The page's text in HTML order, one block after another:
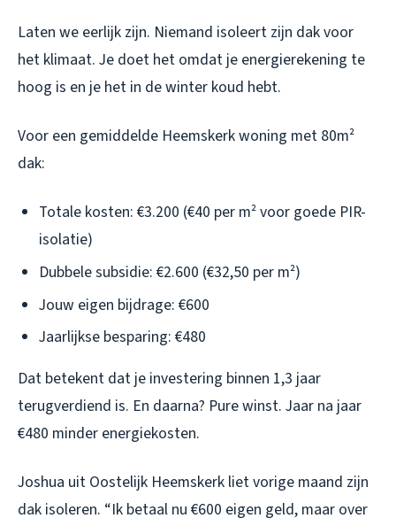
Laten we eerlijk zijn. Niemand isoleert zijn dak voor
het klimaat. Je doet het omdat je energierekening te
hoog is en je het in de winter koud hebt.
Voor een gemiddelde Heemskerk woning met 80m²
dak:
Totale kosten: €3.200 (€40 per m² voor goede PIR-
isolatie)
Dubbele subsidie: €2.600 (€32,50 per m²)
Jouw eigen bijdrage: €600
Jaarlijkse besparing: €480
Dat betekent dat je investering binnen 1,3 jaar
terugverdiend is. En daarna? Pure winst. Jaar na jaar
€480 minder energiekosten.
Joshua uit Oostelijk Heemskerk liet vorige maand zijn
dak isoleren. “Ik betaal nu €600 eigen geld, maar over